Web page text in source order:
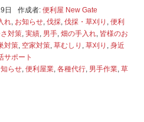
日 作成者: 便利屋 New Gate
れ お知らせ 伐採 伐採・草刈り
便利
対策 実績 男手 畑の手入れ 皆様のお
対策 空家対策 草むしり 草刈り
身近
サポート
らせ 便利屋業 各種代行 男手作業 草